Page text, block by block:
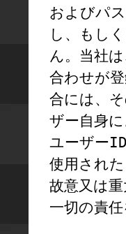
およびパ
し、もし
ん。当社
合わせが
合には、
ザー自身
ユーザー
使用され
故意又は
一切の責